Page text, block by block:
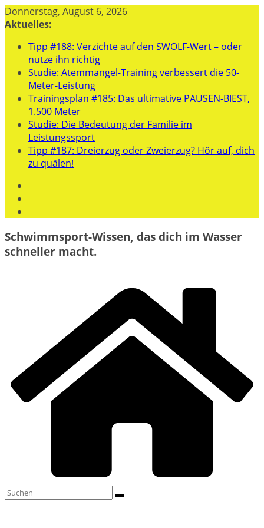
Zum
Inhalt
Donnerstag, August 6, 2026
Aktuelles:
Tipp #188: Verzichte auf den SWOLF-Wert – oder
nutze ihn richtig
Studie: Atemmangel-Training verbessert die 50-
Meter-Leistung
Trainingsplan #185: Das ultimative PAUSEN-BIEST,
1.500 Meter
Studie: Die Bedeutung der Familie im
Leistungssport
Tipp #187: Dreierzug oder Zweierzug? Hör auf, dich
zu quälen!
Schwimmsport-Wissen, das dich im Wasser
schneller macht.